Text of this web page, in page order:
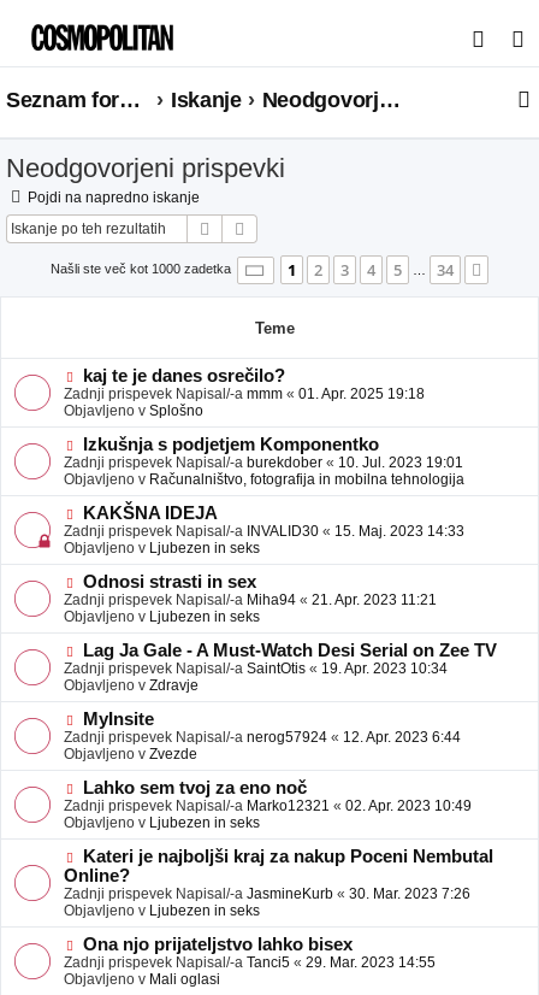
s
a
Seznam forumov Iskanje Neodgovorjeni prispevki
Neodgovorjeni prispevki
Pojdi na napredno iskanje
Iskanje
Našli ste več kot 1000 zadetka Stran 1od34
1 2 3 4 5 … 34
Teme
N
o
v
e
o
b
j
a
v
e
kaj te je danes osrečilo?
Zadnji prispevek Napisal/-a mmm « 01. Apr. 2025 19:18
Objavljeno v Splošno
N
o
v
e
o
b
j
a
v
e
Izkušnja s podjetjem Komponentko
Zadnji prispevek Napisal/-a burekdober « 10. Jul. 2023 19:01
Objavljeno v Računalništvo, fotografija in mobilna tehnologija
N
o
v
e
o
b
j
a
v
e
KAKŠNA IDEJA
Zadnji prispevek Napisal/-a INVALID30 « 15. Maj. 2023 14:33
Objavljeno v Ljubezen in seks
N
o
v
e
o
b
j
a
v
e
Odnosi strasti in sex
Zadnji prispevek Napisal/-a Miha94 « 21. Apr. 2023 11:21
Objavljeno v Ljubezen in seks
N
o
v
e
o
b
j
a
v
e
Lag Ja Gale - A Must-Watch Desi Serial on Zee TV
Zadnji prispevek Napisal/-a SaintOtis « 19. Apr. 2023 10:34
Objavljeno v Zdravje
N
o
v
e
o
b
j
a
v
e
MyInsite
Zadnji prispevek Napisal/-a nerog57924 « 12. Apr. 2023 6:44
Objavljeno v Zvezde
N
o
v
e
o
b
j
a
v
e
Lahko sem tvoj za eno noč
Zadnji prispevek Napisal/-a Marko12321 « 02. Apr. 2023 10:49
Objavljeno v Ljubezen in seks
N
o
v
e
o
b
j
a
v
Kateri je najboljši kraj za nakup Poceni Nembutal
Online?
Zadnji prispevek Napisal/-a JasmineKurb « 30. Mar. 2023 7:26
Objavljeno v Ljubezen in seks
N
o
v
Ona njo prijateljstvo lahko bisex
Zadnji prispevek Napisal/-a Tanci5 « 29. Mar. 2023 14:55
Objavljeno v Mali oglasi